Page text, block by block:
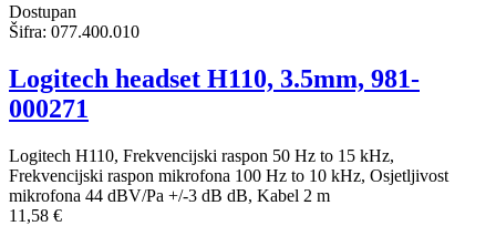
Dostupan
Šifra: 077.400.010
Logitech headset H110, 3.5mm, 981-
000271
Logitech H110, Frekvencijski raspon 50 Hz to 15 kHz,
Frekvencijski raspon mikrofona 100 Hz to 10 kHz, Osjetljivost
mikrofona 44 dBV/Pa +/-3 dB dB, Kabel 2 m
11,58 €